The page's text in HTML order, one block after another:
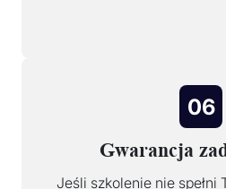
06
Gwarancja
Jeśli szkolenie nie spełni